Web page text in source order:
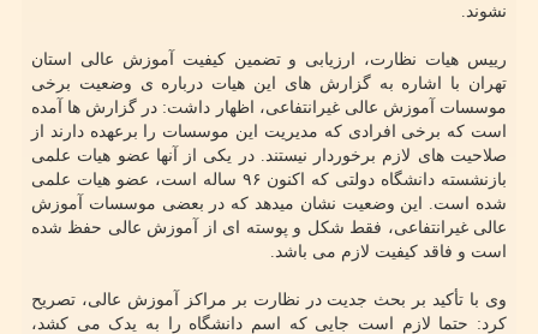
نشوند.
رییس هیات نظارت، ارزیابی و تضمین کیفیت آموزش عالی استان
تهران با اشاره به گزارش های این هیات درباره ی وضعیت برخی
موسسات آموزش عالی غیرانتفاعی، اظهار داشت: در گزارش ها آمده
است که برخی افرادی که مدیریت این موسسات را برعهده دارند از
صلاحیت های لازم برخوردار نیستند. در یکی از آنها عضو هیات علمی
بازنشسته دانشگاه دولتی که اکنون ۹۶ ساله است، عضو هیات علمی
شده است. این وضعیت نشان میدهد که در بعضی موسسات آموزش
عالی غیرانتفاعی، فقط شکل و پوسته ای از آموزش عالی حفظ شده
است و فاقد کیفیت لازم می باشد.
وی با تأکید بر بحث جدیت در نظارت بر مراکز آموزش عالی، تصریح
کرد: حتما لازم است جایی که اسم دانشگاه را به یدک می کشد،